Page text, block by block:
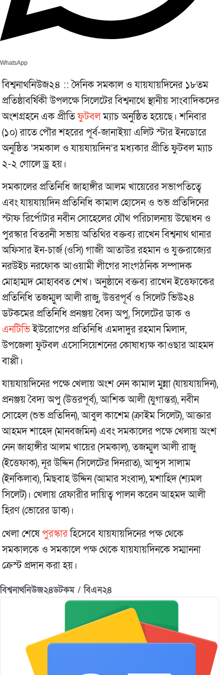
WhatsApp
বিশ্বনাথনিউজ২৪ :: দৈনিক সমকাল ও যায়যায়দিনের ১৮তম
প্রতিষ্ঠাবর্ষিকী উপলক্ষে সিলেটের বিশ্বনাথে স্থানীয় সাংবাদিকদের
অংশগ্রহনে এক প্রীতিফুটবলম্যাচ অনুষ্ঠিত হয়েছে। শনিবার
(১০) রাতে পৌর শহরের পূর্ব-জানাইয়া এলিট স্টার ইনডোরে
অনুষ্ঠিত ‘সমকাল ও যায়যায়দিন’র মধ্যকার প্রীতি ফুটবল ম্যাচ
২-২ গোলে ড্র হয়।
সমকালের প্রতিনিধি জাহাঙ্গীর আলম খায়েরের সভাপতিত্বে
এবং যায়যায়দিন প্রতিনিধি কামাল হোসেন ও শুভ প্রতিদিনের
স্টাফ রির্পোটার নবীন সোহেলের যৌথ পরিচালনায় উদ্বোধন ও
পুরস্কার বিতরনী সভায় অতিথির বক্তব্য রাখেন বিশ্বনাথ থানার
অফিসার ইন-চার্জ (ওসি) গাজী আতাউর রহমান ও যুক্তরাজ্যের
নরউইচ নরফোক আওয়ামী লীগের সাংগঠনিক সম্পাদক
মোহাম্মদ মোহাব্বত শেখ। অনুষ্ঠানে বক্তব্য রাখেন ইত্তেফাকের
প্রতিনিধি তজম্মুল আলী রাজু, উত্তরপূর্ব ও সিলেট ভিউ২৪
ডটকমের প্রতিনিধি প্রনঞ্জয় বৈদ্য অপু, সিলেটের ডাক ও
এনটিভিইউরোপের প্রতিনিধি এমদাদুর রহমান মিলাদ,
উপজেলা ফুটবল এসোসিয়েশনের কোষাধ্যক্ষ কাওছার আহমদ
বাপ্পী।
যায়যায়দিনের পক্ষে খেলায় অংশ নেন কামাল মুন্না (যায়যায়দিন),
প্রনঞ্জয় বৈদ্য অপু (উত্তরপূর্ব), আশিক আলী (যুগান্তর), নবীন
সোহেল (শুভ প্রতিদিন), আবুল কাশেম (ক্রাইম সিলেট), আক্তার
আহমদ শাহেদ (মানবজমিন) এবং সমকালের পক্ষে খেলায় অংশ
নেন জাহাঙ্গীর আলম খায়ের (সমকাল), তজম্মুল আলী রাজু
(ইত্তেফাক), নূর উদ্দিন (সিলেটের দিনরাত), আব্দুস সালাম
(ইনকিলাব), মিছবাহ উদ্দিন (আমার সংবাদ), মশাহিদ (শ্যমল
সিলেট)। খেলায় রেফারীর দায়িত্ব পালন করেন আহমদ আলী
হিরণ (ভোরের ডাক)।
খেলা শেষেপুরস্কারহিসেবে যায়যায়দিনের পক্ষ থেকে
সমকালকে ও সমকালে পক্ষ থেকে যায়যায়দিনকে সম্মাননা
ক্রেস্ট প্রদান করা হয়।
বিশ্বনাথনিউজ২৪ডটকম / বিএন২৪